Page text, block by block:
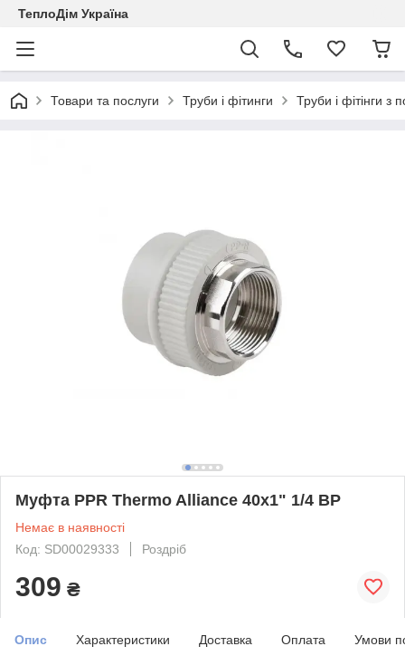
ТеплоДім Україна
Товари та послуги Труби і фітинги Труби і фітінги з
Муфта PPR Thermo Alliance 40х1" 1/4 ВР
Немає в наявності
Код: SD00029333
Роздріб
309 ₴
Опис Характеристики Доставка Оплата Умови